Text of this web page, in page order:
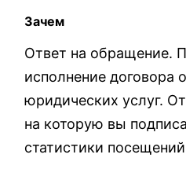
Зачем
Ответ на обращение.
исполнение договора
юридических услуг.
на которую вы
статистики